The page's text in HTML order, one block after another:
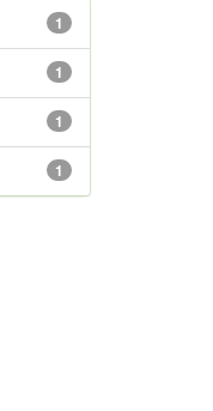
1
1
1
1